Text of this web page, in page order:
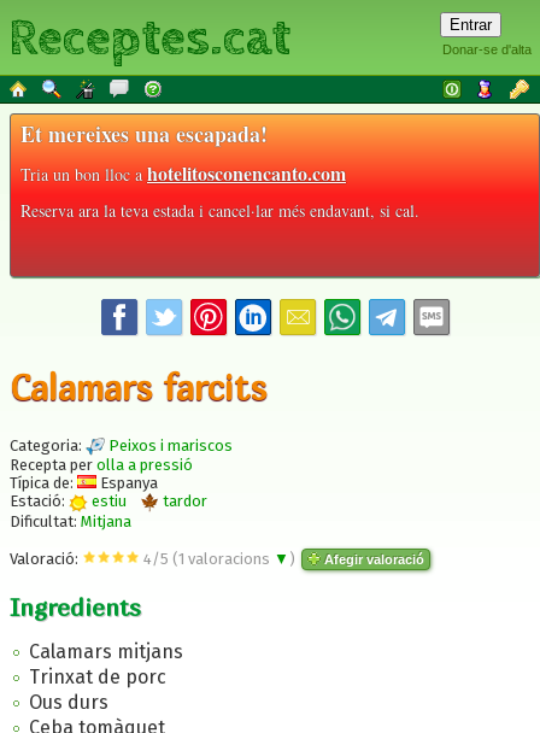
Donar-se d'alta
Receptes.cat
Et mereixes una escapada!
Tria un bon lloc ahotelitosconencanto.com
Reserva ara la teva estada i cancel·lar més endavant, si cal.
Calamars farcits
Categoria:
Peixos i mariscos
Recepta per olla a pressió
Típica de:
Espanya
Estació:
estiu
tardor
Dificultat: Mitjana
Valoració: 4 /5 (1 valoracions ▼ ) Afegir valoració
Ingredients
Calamars mitjans
Trinxat de porc
Ous durs
Ceba tomàquet